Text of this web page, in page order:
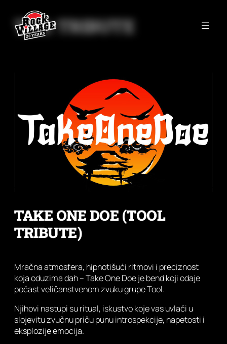
Skip
content
TAG:TRIBUTE
TAKE ONE DOE (TOOL
TRIBUTE)
Mračna atmosfera, hipnotišući ritmovi i preciznost
koja oduzima dah – Take One Doe je bend koji odaje
počast veličanstvenom zvuku grupe Tool.
Njihovi nastupi su ritual, iskustvo koje vas uvlači u
slojevitu zvučnu priču punu introspekcije, napetosti i
eksplozije emocija.